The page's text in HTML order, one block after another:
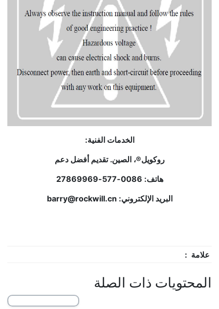
الخدمات الفنية:
روكويل®، الصين. تقديم أفضل دعم
هاتف: 0086-577-27869969
البريد الإلكتروني: barry@rockwill.cn
علامة :
المحتويات ذات الصلة